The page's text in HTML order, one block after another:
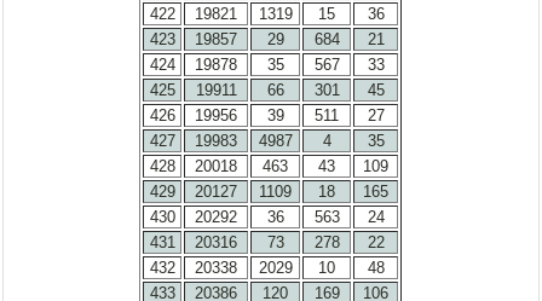
422
19821 1319 15
36
423
19857 29 684
21
424
19878 35 567
33
425
19911 66 301
45
426
19956 39 511
27
427
19983 4987 4
35
428
20018 463 43
109
429
20127 1109 18
165
430
20292 36 563
24
431
20316 73 278
22
432
20338 2029 10
48
433
20386 120 169
106